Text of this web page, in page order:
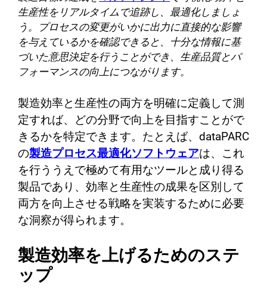
生産性をリアルタイムで追跡し、最適化しましょ
う。プロセスの変更がいかに出力に直接的な影響
を与えているかを確認できると、十分な情報に基
づいた意思決定を行うことができ、生産品質とパ
フォーマンスの向上につながります。
製造効率と生産性の両方を明確に定義して測
定すれば、どの分野で向上を目指すことがで
きるかを特定できます。たとえば、dataPARC
の製造プロセス最適化ソフトウェアは、これ
を行ううえで極めて有用なツールと成り得る
製品であり、効率と生産性の成果を区別して
両方を向上させる戦略を実装するために必要
な洞察が得られます。
製造効率を上げるためのステ
ップ